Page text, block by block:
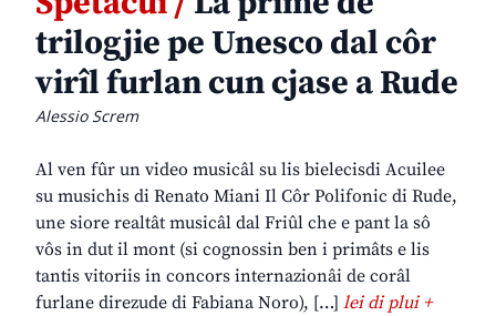
trilogjie pe Unesco dal côr
virîl furlan cun cjase a Rude
Alessio Screm
Al ven fûr un video musicâl su lis bielecisdi Acuilee
su musichis di Renato Miani Il Côr Polifonic di Rude,
une siore realtât musicâl dal Friûl che e pant la sô
vôs in dut il mont (si cognossin ben i primâts e lis
tantis vitoriis in concors internazionâi de corâl
furlane direzude di Fabiana Noro), […] lei di plui +